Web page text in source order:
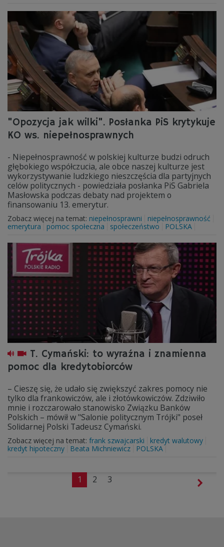
"Opozycja jak wilki". Posłanka PiS krytykuje
KO ws. niepełnosprawnych
- Niepełnosprawność w polskiej kulturze budzi odruch
głębokiego współczucia, ale obce naszej kulturze jest
wykorzystywanie ludzkiego nieszczęścia dla partyjnych
celów politycznych - powiedziała posłanka PiS Gabriela
Masłowska podczas debaty nad projektem o
finansowaniu 13. emerytur.
Zobacz więcej na temat: niepełnosprawni
niepełnosprawność
emerytura
pomoc społeczna społeczeństwo POLSKA
T. Cymański: to wyraźna i znamienna
pomoc dla kredytobiorców
– Cieszę się, że udało się zwiększyć zakres pomocy nie
tylko dla frankowiczów, ale i złotówkowiczów. Zdziwiło
mnie i rozczarowało stanowisko Związku Banków
Polskich – mówił w "Salonie politycznym Trójki" poseł
Solidarnej Polski Tadeusz Cymański.
Zobacz więcej na temat: frank szwajcarski
kredyt walutowy
kredyt hipoteczny
Beata Michniewicz POLSKA
1 2 3